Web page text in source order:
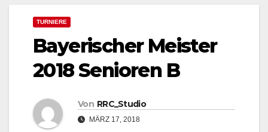
TURNIERE
Bayerischer Meister
2018 Senioren B
Von RRC_Studio
MÄRZ 17, 2018